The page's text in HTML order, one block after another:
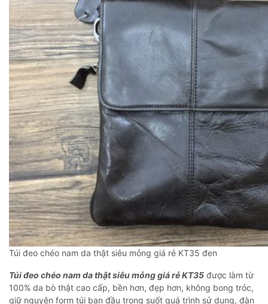
Túi đeo chéo nam da thật siêu mỏng giá rẻ KT35 đen
Túi đeo chéo nam da thật siêu mỏng giá rẻ KT35 được làm từ
100% da bò thật cao cấp, bền hơn, đẹp hơn, không bong tróc,
giữ nguyên form túi ban đầu trong suốt quá trình sử dụng, đàn